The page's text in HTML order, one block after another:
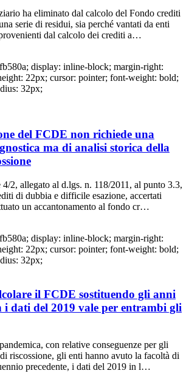
ha eliminato dal calcolo del Fondo crediti
serie di residui, sia perché vantati da enti
dal calcolo dei crediti a…
display: inline-block; margin-right:
22px; cursor: pointer; font-weight: bold;
32px;
del FCDE non richiede una
ma di analisi storica della
2, allegato al d.lgs. n. 118/2011, al punto 3.3,
di dubbia e difficile esazione, accertati
un accantonamento al fondo cr…
display: inline-block; margin-right:
22px; cursor: pointer; font-weight: bold;
32px;
il FCDE sostituendo gli anni
i dati del 2019 vale per entrambi gli
con relative conseguenze per gli
riscossione, gli enti hanno avuto la facoltà di
precedente, i dati del 2019 in l…